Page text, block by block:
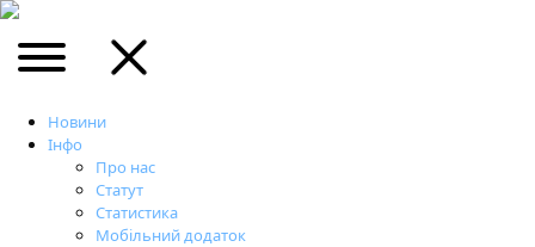
Новини
Інфо
Про нас
Статут
Статистика
Мобільний додаток